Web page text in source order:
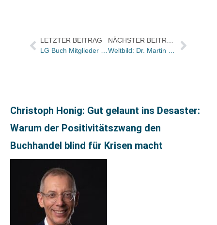
LETZTER BEITRAG
Christoph Honig: Gut gelaunt ins Desaster:
Warum der Positivitätszwang den
Buchhandel blind für Krisen macht